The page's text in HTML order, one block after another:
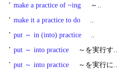
・ make a practice of ~ing
～..
・ make it a practice to do
..
・ put ～ in (into) practice
..
・ put ～ into practice
～を実行す..
・ put ～ into practice ～を実行に..